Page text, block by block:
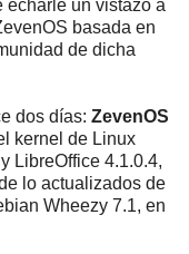
echarle un vistazo a
basada en
de dicha
dos días: ZevenOS
kernel de Linux
LibreOffice 4.1.0.4,
lo actualizados de
Wheezy 7.1, en